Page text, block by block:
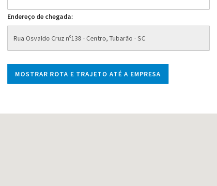
Endereço de chegada: